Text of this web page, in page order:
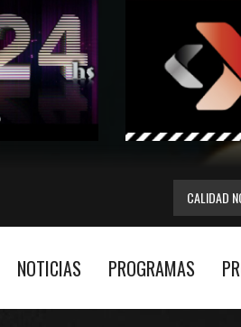
CALIDAD
NOTICIAS PROGRAMAS